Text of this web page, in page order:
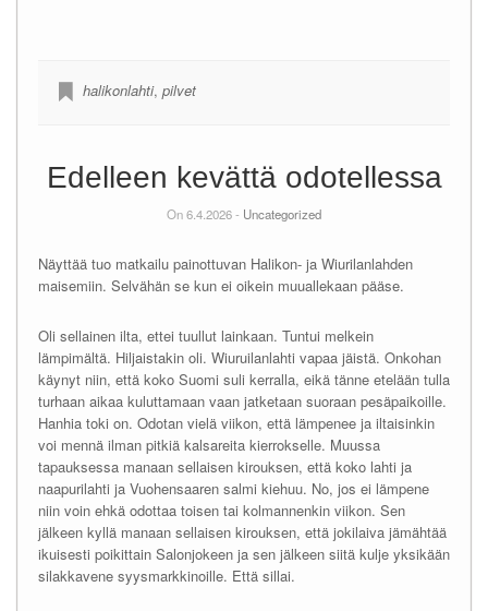
halikonlahti, pilvet
Edelleen kevättä odotellessa
On 6.4.2026 - Uncategorized
Näyttää tuo matkailu painottuvan Halikon- ja Wiurilanlahden
maisemiin. Selvähän se kun ei oikein muuallekaan pääse.
Oli sellainen ilta, ettei tuullut lainkaan. Tuntui melkein
lämpimältä. Hiljaistakin oli. Wiuruilanlahti vapaa jäistä. Onkohan
käynyt niin, että koko Suomi suli kerralla, eikä tänne etelään tulla
turhaan aikaa kuluttamaan vaan jatketaan suoraan pesäpaikoille.
Hanhia toki on. Odotan vielä viikon, että lämpenee ja iltaisinkin
voi mennä ilman pitkiä kalsareita kierrokselle. Muussa
tapauksessa manaan sellaisen kirouksen, että koko lahti ja
naapurilahti ja Vuohensaaren salmi kiehuu. No, jos ei lämpene
niin voin ehkä odottaa toisen tai kolmannenkin viikon. Sen
jälkeen kyllä manaan sellaisen kirouksen, että jokilaiva jämähtää
ikuisesti poikittain Salonjokeen ja sen jälkeen siitä kulje yksikään
silakkavene syysmarkkinoille. Että sillai.